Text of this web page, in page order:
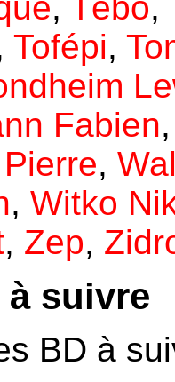
, Tébo,
Tofépi,
Fabien,
,
, Witko
, Zep,
à suivre
BD à